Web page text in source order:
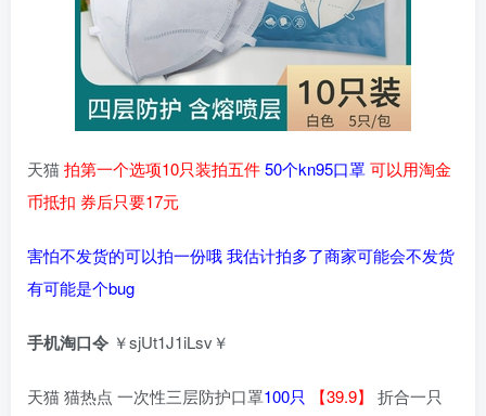
天猫拍第一个选项10只装拍五件50个kn95口罩可以用淘金
币抵扣 券后只要17元
害怕不发货的可以拍一份哦 我估计拍多了商家可能会不发货
有可能是个bug
手机淘口令 ￥sjUt1J1iLsv￥
天猫 猫热点 一次性三层防护口罩100只 【39.9】
折合一只